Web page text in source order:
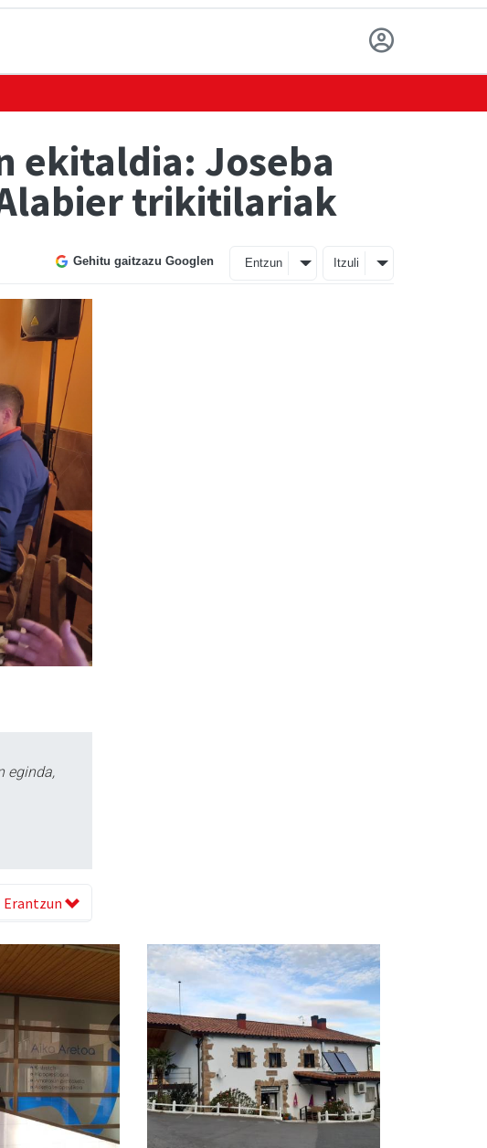
ekitaldia: Joseba
Alabier trikitilariak
Gehitu gaitzazu Googlen Entzun Itzuli
eginda,
Erantzun